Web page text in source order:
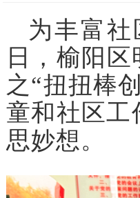
为丰富
日，榆阳
之“扭扭棒
童和社区工
思妙想。